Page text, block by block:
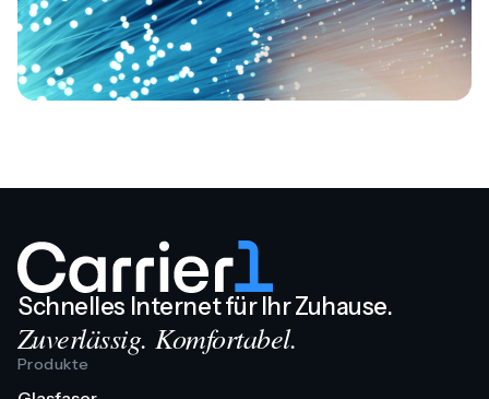
Schnelles Internet für Ihr Zuhause.
Zuverlässig. Komfortabel.
Produkte